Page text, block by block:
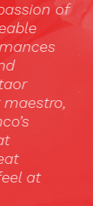
of
at